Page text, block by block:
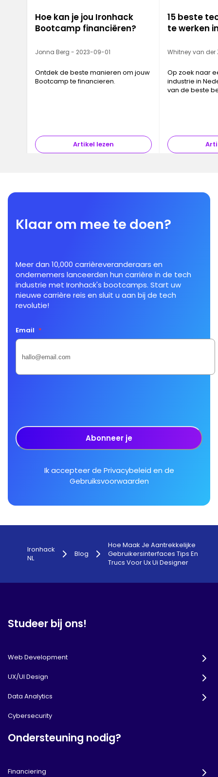
Hoe kan je jou Ironhack
Bootcamp financiëren?
Jonna Berg - 2023-09-01
Ontdek de beste manieren om jouw
Bootcamp te financieren.
Artikel lezen
15 beste
te werken
Whitney van
Op zoek naar
industrie in
van de beste
Klaar om mee te doen?
Meer dan 10,000 carrièreveranderaars en
ondernemers lanceerden hun carrière in de tech
industrie met Ironhack's bootcamps. Start uw
nieuwe carrière reis en sluit u aan bij de tech
revolutie!
Email *
Abonneer je
Ik accepteer de Privacybeleid en de
Gebruiksvoorwaarden
Ironhack
NL
Blog
Hoe Maak Je Aantrekkelijke
Gebruikersinterfaces Tips En
Trucs Voor Ux Ui Designer
Studeer bij ons!
Web Development
UX/UI Design
Data Analytics
Cybersecurity
Ondersteuning nodig?
Financiering